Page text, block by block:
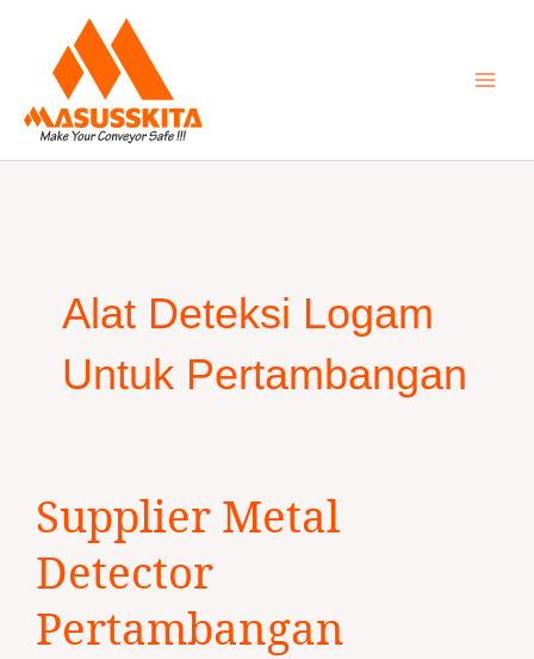
content
Alat Deteksi Logam
Untuk Pertambangan
Supplier Metal
Detector
Pertambangan
Metal
Detector
Pertambangan